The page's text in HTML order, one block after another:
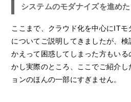
システムのモダナイズを進め
ここまで、クラウド化を中心にIT
についてご説明してきましたが、
かえって困惑してしまった方もい
かし実際のところ、ここでご紹介
ョンのほんの一部にすぎません。